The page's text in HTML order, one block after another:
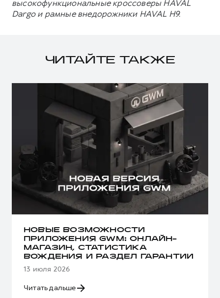
высокофункциональные кроссоверы HAVAL
Dargo и рамные внедорожники HAVAL H9.
ЧИТАЙТЕ ТАКЖЕ
НОВЫЕ ВОЗМОЖНОСТИ
ПРИЛОЖЕНИЯ GWM: ОНЛАЙН-
МАГАЗИН, СТАТИСТИКА
ВОЖДЕНИЯ И РАЗДЕЛ ГАРАНТИИ
13 июля 2026
Читать дальше